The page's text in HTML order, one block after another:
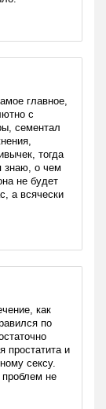
главное,
с
сементал
тогда
знаю, о чем
не будет
а всячески
как
по
простатита и
сексу.
не